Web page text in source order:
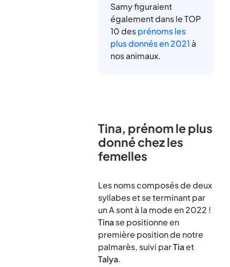
Samy figuraient
également dans le TOP
10 desprénoms les
plus donnés en 2021à
nos animaux.
Tina, prénom le plus
donné chez les
femelles
Les noms composés de deux
syllabes et se terminant par
un A sont à la mode en 2022 !
Tinase positionne en
première position de notre
palmarès, suivi parTiaet
Talya.